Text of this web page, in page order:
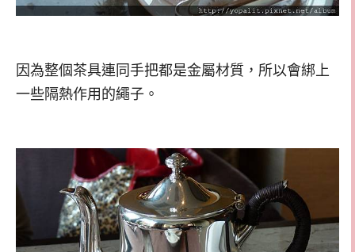
因為整個茶具連同手把都是金屬材質，所以會綁上
一些隔熱作用的繩子。